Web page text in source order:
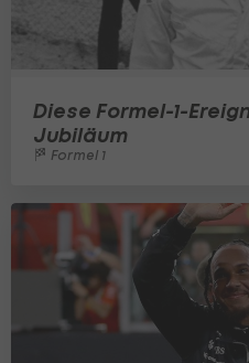
Diese Formel-1-
Jubiläum
Formel 1